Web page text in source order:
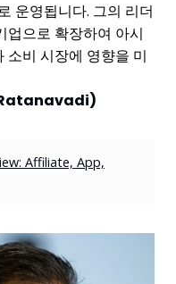
운영됩니다. 그의 리더
업으로 확장하여 아시
소비 시장에 영향을 미
Ratanavadi)
Affiliate, App,